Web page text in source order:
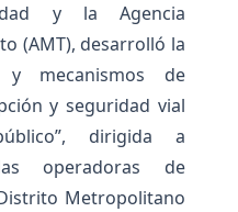
y la Agencia
(AMT), desarrolló la
y mecanismos de
y seguridad vial
dirigida a
operadoras de
Metropolitano